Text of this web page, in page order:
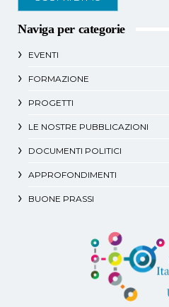
Naviga per categorie
EVENTI
FORMAZIONE
PROGETTI
LE NOSTRE PUBBLICAZIONI
DOCUMENTI POLITICI
APPROFONDIMENTI
BUONE PRASSI